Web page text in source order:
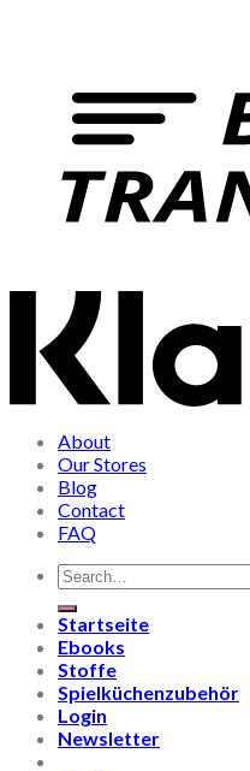
About
Our Stores
Blog
Contact
FAQ
Search
for:
Startseite
Ebooks
Stoffe
Spielküchenzubehör
Login
Newsletter